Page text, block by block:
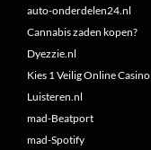
auto-onderdelen24.nl
Cannabis zaden kopen?
Dyezzie.nl
Kies 1 Veilig Online Casino
Luisteren.nl
mad-Beatport
mad-Spotify